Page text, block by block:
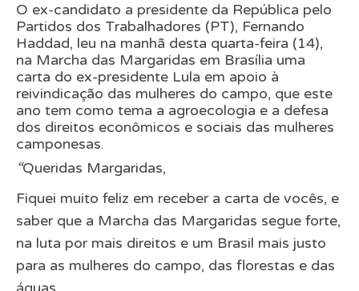
O ex-candidato a presidente da República pelo
Partidos dos Trabalhadores (PT), Fernando
Haddad, leu na manhã desta quarta-feira (14),
na Marcha das Margaridas em Brasília uma
carta do ex-presidente Lula em apoio à
reivindicação das mulheres do campo, que este
ano tem como tema a agroecologia e a defesa
dos direitos econômicos e sociais das mulheres
camponesas.
“Queridas Margaridas,
Fiquei muito feliz em receber a carta de vocês, e
saber que a Marcha das Margaridas segue forte,
na luta por mais direitos e um Brasil mais justo
para as mulheres do campo, das florestas e das